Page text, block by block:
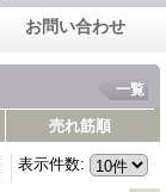
お問い合わせ
一覧
売れ筋順
表示件数: